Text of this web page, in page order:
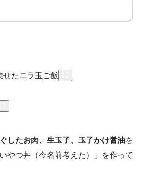
したお肉、生玉子、玉子かけ醤油を
やつ丼（今名前考えた）」を作って